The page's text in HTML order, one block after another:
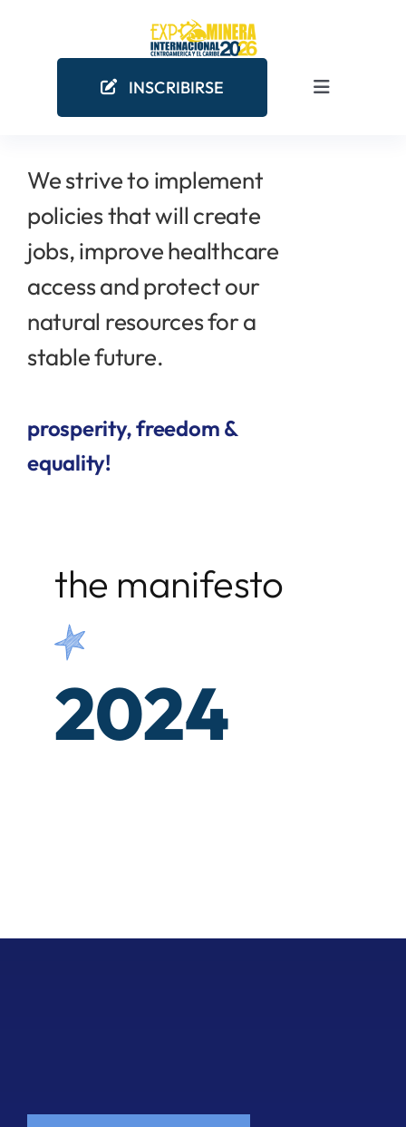
INSCRIBIRSE
Toggle
EMPRESAS MINERAS
COMO PARTICIPAR
AGENDA TÉCNICO-COMERCIAL
ORGANIZA TU VIAJE
We strive to implement
policies that will create
jobs, improve healthcare
access and protect our
natural resources for a
stable future.
prosperity, freedom &
equality!
the manifesto
2024